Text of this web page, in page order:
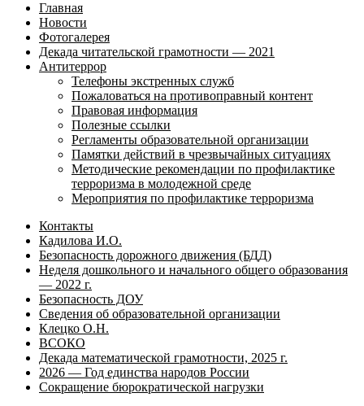
Главная
Новости
Фотогалерея
Декада читательской грамотности — 2021
Антитеррор
Телефоны экстренных служб
Пожаловаться на противоправный контент
Правовая информация
Полезные ссылки
Регламенты образовательной организации
Памятки действий в чрезвычайных ситуациях
Методические рекомендации по профилактике
терроризма в молодежной среде
Мероприятия по профилактике терроризма
Контакты
Кадилова И.О.
Безопасность дорожного движения (БДД)
Неделя дошкольного и начального общего образования
— 2022 г.
Безопасность ДОУ
Сведения об образовательной организации
Клецко О.Н.
ВСОКО
Декада математической грамотности, 2025 г.
2026 — Год единства народов России
Сокращение бюрократической нагрузки